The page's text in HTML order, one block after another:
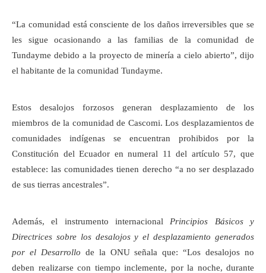
“La comunidad está consciente de los daños irreversibles que se
les sigue ocasionando a las familias de la comunidad de
Tundayme debido a la proyecto de minería a cielo abierto”, dijo
el habitante de la comunidad Tundayme.
Estos desalojos forzosos generan desplazamiento de los
miembros de la comunidad de Cascomi. Los desplazamientos de
comunidades indígenas se encuentran prohibidos por la
Constitución del Ecuador en numeral 11 del artículo 57, que
establece: las comunidades tienen derecho “a no ser desplazado
de sus tierras ancestrales”.
Además, el instrumento internacional Principios Básicos y
Directrices sobre los desalojos y el desplazamiento generados
por el Desarrollo de la ONU señala que: “Los desalojos no
deben realizarse con tiempo inclemente, por la noche, durante